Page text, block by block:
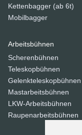
Kettenbagger (ab 6t)
Mobilbagger
Arbeitsbühnen
Scherenbühnen
Teleskopbühnen
Gelenkteleskopbühnen
Mastarbeitsbühnen
LKW-Arbeitsbühnen
Raupenarbeitsbühnen